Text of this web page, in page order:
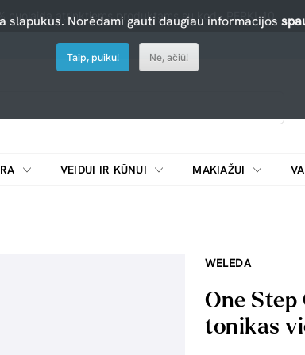
nuolaida atrinktiems produktams su kodu PERKU10
VEIDUI IR KŪNUI MAKIAŽUI
WELEDA
One
tonikas
slapukus. Norėdami gauti daugiau informacijos
Taip, puiku! Ne, ačiū!